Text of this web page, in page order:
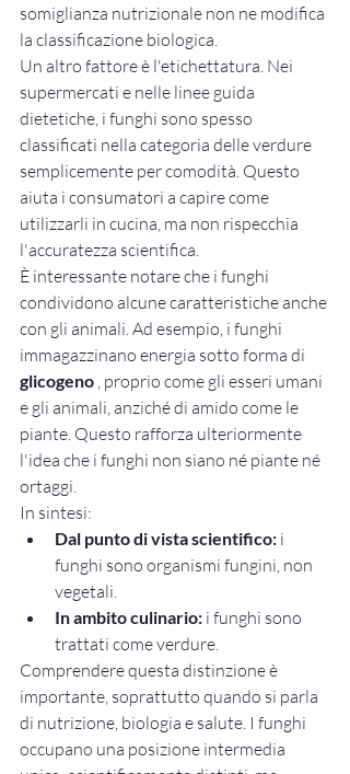
somiglianza nutrizionale non ne modifica
la classificazione biologica.
Un altro fattore è l'etichettatura. Nei
supermercati e nelle linee guida
dietetiche, i funghi sono spesso
classificati nella categoria delle verdure
semplicemente per comodità. Questo
aiuta i consumatori a capire come
utilizzarli in cucina, ma non rispecchia
l'accuratezza scientifica.
È interessante notare che i funghi
condividono alcune caratteristiche anche
con gli animali. Ad esempio, i funghi
immagazzinano energia sotto forma di
glicogeno , proprio come gli esseri umani
e gli animali, anziché di amido come le
piante. Questo rafforza ulteriormente
l'idea che i funghi non siano né piante né
ortaggi.
In sintesi:
Dal punto di vista scientifico: i
funghi sono organismi fungini, non
vegetali.
In ambito culinario: i funghi sono
trattati come verdure.
Comprendere questa distinzione è
importante, soprattutto quando si parla
di nutrizione, biologia e salute. I funghi
occupano una posizione intermedia